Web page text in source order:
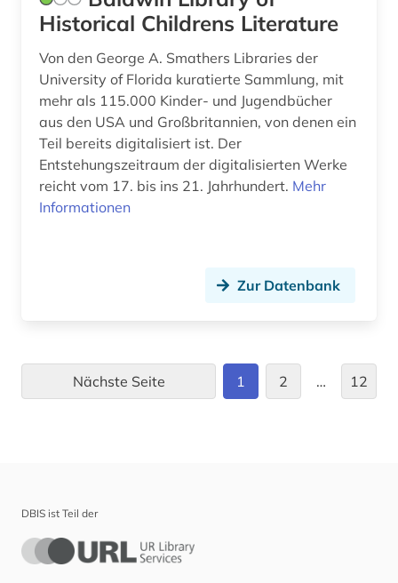
sprachgebrauch (1)
sprachpraxis (3)
sprachunterricht (2)
sprachvariante (2)
sprachwissenschaft (5)
sprichwort (3)
streaming (2)
synonym (3)
tamil (1)
terminologie (4)
Historical Childrens Literature
Von den George A. Smathers Libraries der
University of Florida kuratierte Sammlung, mit
mehr als 115.000 Kinder- und Jugendbücher
aus den USA und Großbritannien, von denen ein
Teil bereits digitalisiert ist. Der
Entstehungszeitraum der digitalisierten Werke
reicht vom 17. bis ins 21. Jahrhundert. Mehr
Informationen
Zur Datenbank
Nächste Seite 1 2 … 12
DBIS ist Teil der